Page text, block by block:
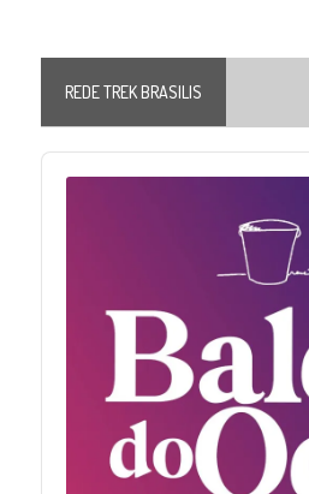
REDE TREK BRASILIS
Audio
Player